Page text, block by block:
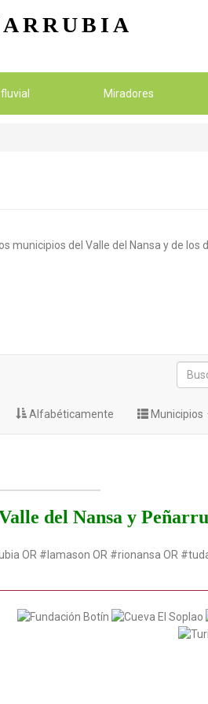
Miradores
municipios del Valle del Nansa y de
Alfabéticamente Municipios
del Nansa y
OR #lamason OR #rionansa OR